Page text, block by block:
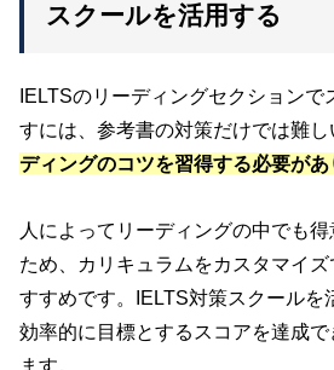
スクールを活用する
IELTSのリーディングセクション
すには、参考書の対策だけでは難
ディングのコツを習得する必要があ
人によってリーディングの中でも
ため、カリキュラムをカスタマイ
すすめです。IELTS対策スクールを
効率的に目標とするスコアを達成で
ます。